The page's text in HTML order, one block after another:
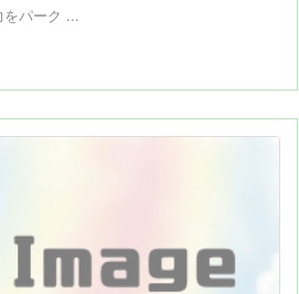
をパーク ...